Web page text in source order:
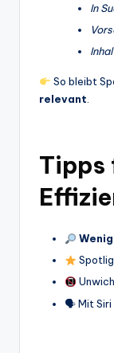
In
So bleibt
relevant
Tipps
🗣 Mit Siri